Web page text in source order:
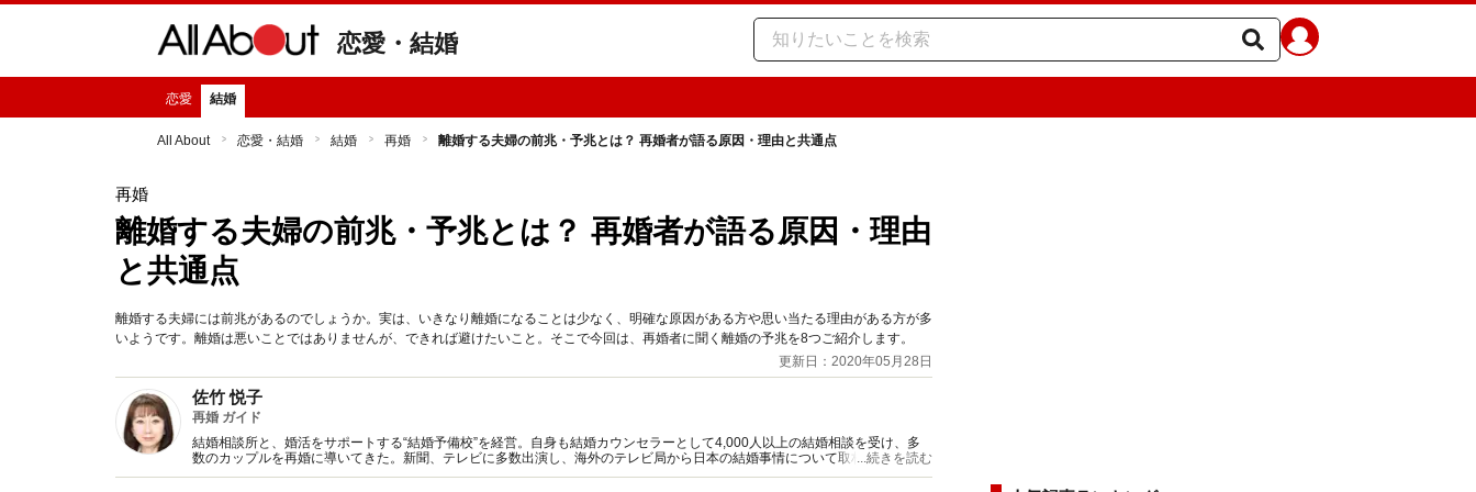
恋愛・結婚
恋愛 結婚
All About 恋愛・結婚 結婚 再婚 離婚する夫婦の前兆・予兆とは？ 再婚者が語る原因・理由と共通点
再婚
離婚する夫婦の前兆・予兆とは？ 再婚者が語る原因・理由
と共通点
離婚する夫婦には前兆があるのでしょうか。実は、いきなり離婚になることは少なく、明確な原因がある方や思い当たる理由がある方が多
いようです。離婚は悪いことではありませんが、できれば避けたいこと。そこで今回は、再婚者に聞く離婚の予兆を8つご紹介します。
更新日：2020年05月28日
佐竹 悦子
再婚 ガイド
結婚相談所と、婚活をサポートする“結婚予備校”を経営。自身も結婚カウンセラーとして4,000人以上の結婚相談を受け、多
数のカップルを再婚に導いてきた。新聞、テレビに多数出演し、海外のテレビ局から日本の結婚事情について取材を受けるこ
とも。
...続きを読む